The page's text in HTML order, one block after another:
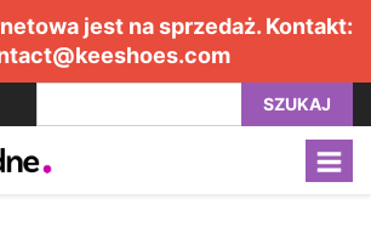
jest na sprzedaż. Kontakt:
SZUKAJ